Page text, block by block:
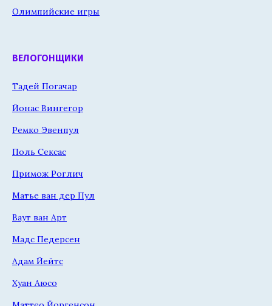
Олимпийские игры
ВЕЛОГОНЩИКИ
Тадей Погачар
Йонас Вингегор
Ремко Эвенпул
Поль Сексас
Примож Роглич
Матье ван дер Пул
Ваут ван Арт
Мадс Педерсен
Адам Йейтс
Хуан Аюсо